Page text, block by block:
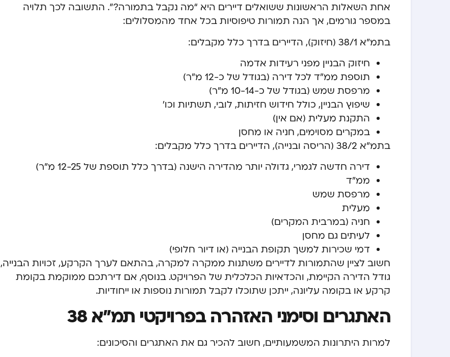
אחת השאלות הראשונות ששואלים דיירים היא “מה נקבל בתמורה?”. התשובה לכך תלויה
במספר גורמים, אך הנה תמורות טיפוסיות בכל אחד מהמסלולים:
בתמ”א 38/1 (חיזוק), הדיירים בדרך כלל מקבלים:
חיזוק הבניין מפני רעידות אדמה
תוספת ממ”ד לכל דירה (בגודל של כ-12 מ”ר)
מרפסת שמש (בגודל של כ-10-14 מ”ר)
שיפוץ הבניין, כולל חידוש חזיתות, לובי, תשתיות וכו’
התקנת מעלית (אם אין)
במקרים מסוימים, חניה או מחסן
בתמ”א 38/2 (הריסה ובנייה), הדיירים בדרך כלל מקבלים:
דירה חדשה לגמרי, גדולה יותר מהדירה הישנה (בדרך כלל תוספת של 12-25 מ”ר)
ממ”ד
מרפסת שמש
מעלית
חניה (במרבית המקרים)
לעיתים גם מחסן
דמי שכירות למשך תקופת הבנייה (או דיור חלופי)
חשוב לציין שהתמורות לדיירים משתנות ממקרה למקרה, בהתאם לערך הקרקע, זכויות הבנייה,
גודל הדירה הקיימת, והכדאיות הכלכלית של הפרויקט. בנוסף, אם דירתכם ממוקמת בקומת
קרקע או בקומה עליונה, ייתכן שתוכלו לקבל תמורות נוספות או ייחודיות.
האתגרים וסימני האזהרה בפרויקטי תמ”א 38
למרות היתרונות המשמעותיים, חשוב להכיר גם את האתגרים והסיכונים: